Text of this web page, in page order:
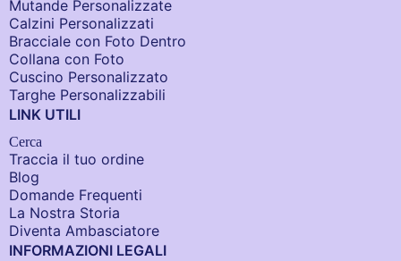
Mutande Personalizzate
Calzini Personalizzati
Bracciale con Foto Dentro​
Collana con Foto
Cuscino Personalizzato
Targhe Personalizzabili
LINK UTILI
Cerca
Traccia il tuo ordine
Blog
Domande Frequenti
La Nostra Storia
Diventa Ambasciatore
INFORMAZIONI LEGALI